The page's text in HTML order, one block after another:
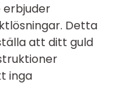
erbjuder
Detta
att ditt guld
inga